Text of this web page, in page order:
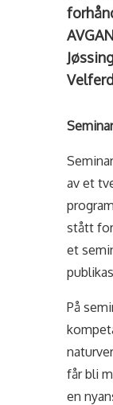
av et
stått
et
På
får bli
en